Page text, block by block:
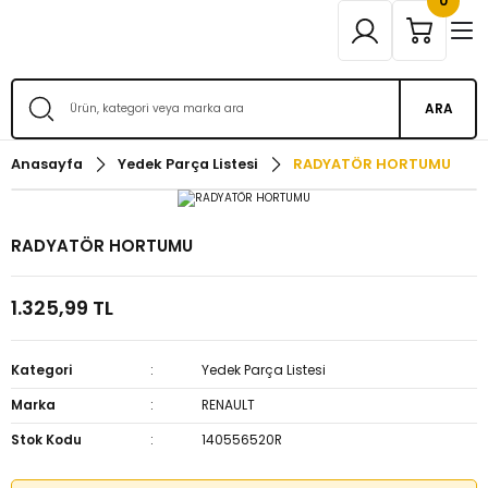
ARA
Anasayfa Yedek Parça Listesi RADYATÖR HORTUMU
RADYATÖR HORTUMU
1.325,99 TL
Kategori
Yedek Parça Listesi
Marka
RENAULT
Stok Kodu
140556520R